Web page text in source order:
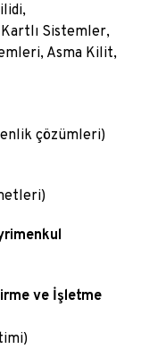
Sistemler,
Asma Kilit,
çözümleri)
ve İşletme